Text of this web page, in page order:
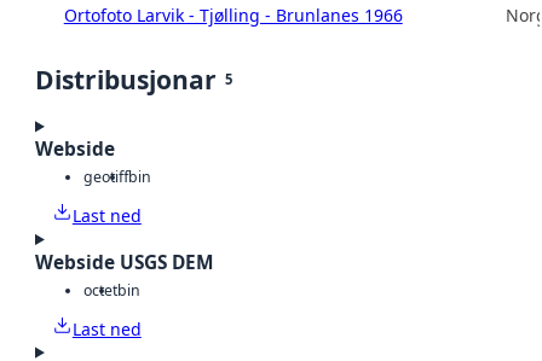
Ortofoto Larvik - Tjølling - Brunlanes 1966
Distribusjonar 5
Webside
geotiffbin
Last ned
Webside USGS DEM
octetbin
Last ned